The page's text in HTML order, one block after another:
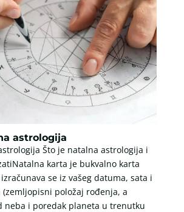
astrologija
Što je natalna astrologija i
karta je bukvalno karta
se iz vašeg datuma, sata i
položaj rođenja, a
neba i poredak planeta u trenutku